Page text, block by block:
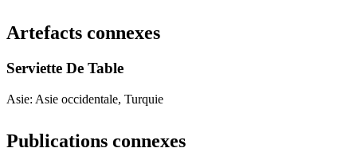
Artefacts connexes
Serviette De Table
Asie: Asie occidentale, Turquie
Publications connexes